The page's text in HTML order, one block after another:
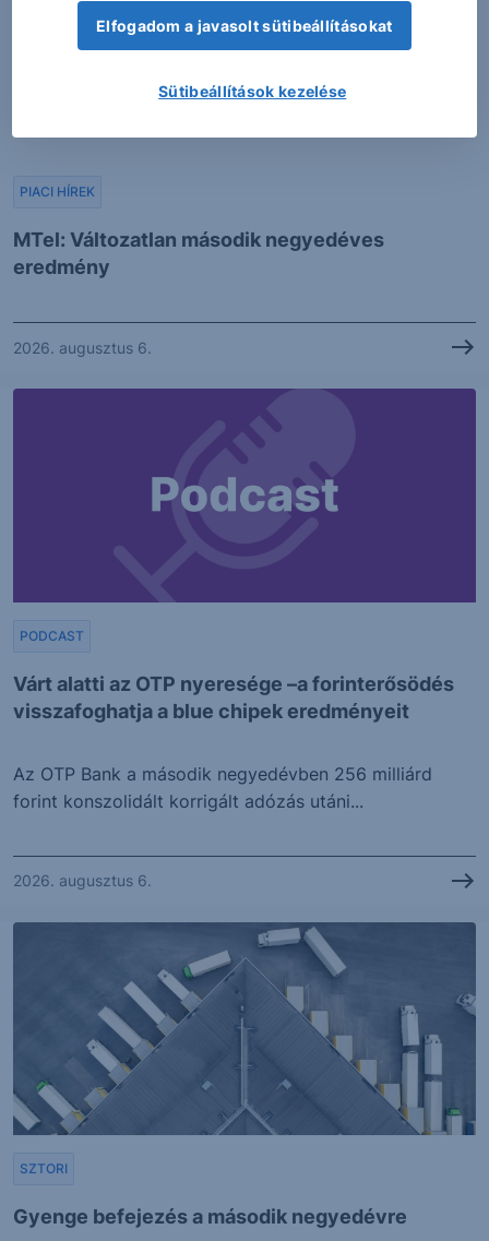
MTel: Változatlan második negyedéves
eredmény
PIACI HÍREK
2026. augusztus 6.
Várt alatti az OTP nyeresége –a forinterősödés
visszafoghatja a blue chipek eredményeit
PODCAST
Az OTP Bank a második negyedévben 256 milliárd
forint konszolidált korrigált adózás utáni...
2026. augusztus 6.
Gyenge befejezés a második negyedévre
SZTORI
Elfogadom a javasolt sütibeállításokat
Sütibeállítások kezelése